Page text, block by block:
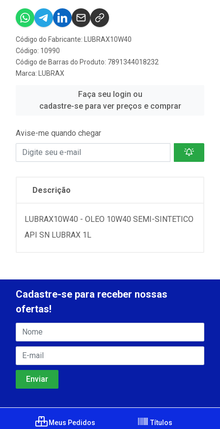
Código do Fabricante: LUBRAX10W40
Código: 10990
Código de Barras do Produto: 7891344018232
Marca:
LUBRAX
Faça seu login ou
cadastre-se para ver preços e comprar
Avise-me quando chegar
Descrição
LUBRAX10W40 - OLEO 10W40 SEMI-SINTETICO
API SN LUBRAX 1L
Cadastre-se para receber nossas
ofertas!
Meus Pedidos Títulos